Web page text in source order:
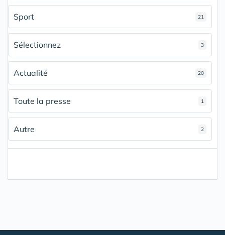
Sport 21
Sélectionnez 3
Actualité 20
Toute la presse 1
Autre 2